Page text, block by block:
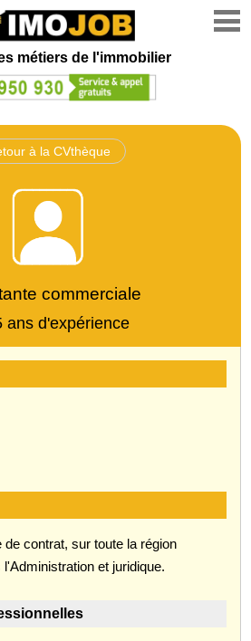
métiers de l'immobilier
à la CVthèque
commerciale
ans d'expérience
contrat, sur toute la région
et juridique.